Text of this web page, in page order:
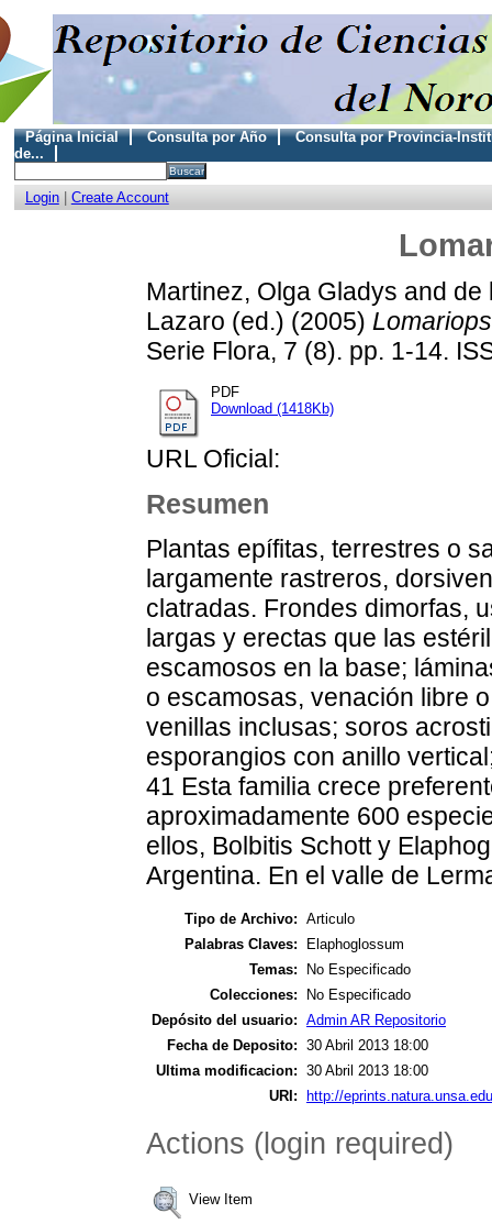
Página Inicial Consulta por Año
Consulta por Provincia-
de...
Login| Create Account
Martinez, Olga Gladys and de
Lazaro (ed.) (2005)
Serie Flora, 7 (8). pp. 1-14.
PDF
Download (1418Kb)
URL Oficial:
Resumen
Plantas epífitas, terrestres o
largamente rastreros,
clatradas. Frondes dimorfas,
largas y erectas que las
escamosos en la base;
o escamosas, venación libre
venillas inclusas; soros
esporangios con anillo
41 Esta familia crece
aproximadamente 600
ellos, Bolbitis Schott y
Argentina. En el valle de
Tipo de Archivo: Articulo
Palabras Claves:
Elaphoglossum
Temas:
No Especificado
Colecciones:
No Especificado
Depósito del usuario: Admin AR Repositorio
Fecha de Deposito: 30 Abril 2013 18:00
Ultima modificacion: 30 Abril 2013 18:00
URI: http://
Actions (login required)
View Item